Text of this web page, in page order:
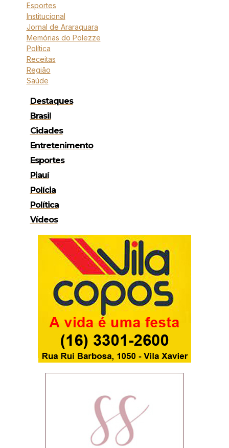
Esportes
Institucional
Jornal de Araraquara
Memórias do Polezze
Política
Receitas
Região
Saúde
Destaques
Brasil
Cidades
Entretenimento
Esportes
Piauí
Polícia
Política
Vídeos